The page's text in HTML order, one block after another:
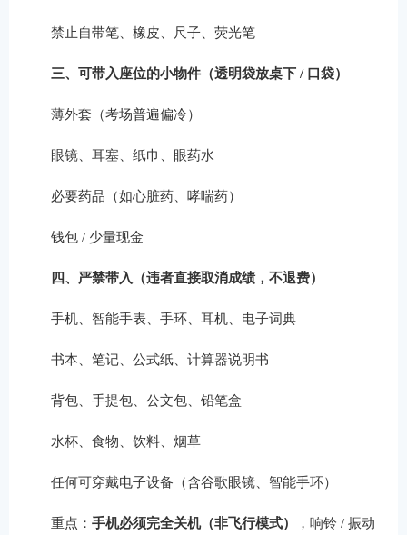
禁止自带笔、橡皮、尺子、荧光笔
三、可带入座位的小物件（透明袋放桌下 / 口袋）
薄外套（考场普遍偏冷）
眼镜、耳塞、纸巾、眼药水
必要药品（如心脏药、哮喘药）
钱包 / 少量现金
四、严禁带入（违者直接取消成绩，不退费）
手机、智能手表、手环、耳机、电子词典
书本、笔记、公式纸、计算器说明书
背包、手提包、公文包、铅笔盒
水杯、食物、饮料、烟草
任何可穿戴电子设备（含谷歌眼镜、智能手环）
重点： 手机必须完全关机（非飞行模式）
，响铃 / 振动